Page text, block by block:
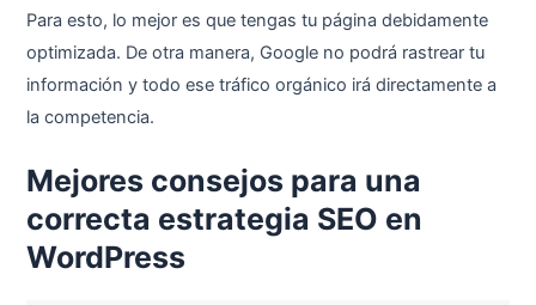
Para esto, lo mejor es que tengas tu página debidamente
optimizada. De otra manera, Google no podrá rastrear tu
información y todo ese tráfico orgánico irá directamente a
la competencia.
Mejores consejos para una
correcta estrategia SEO en
WordPress